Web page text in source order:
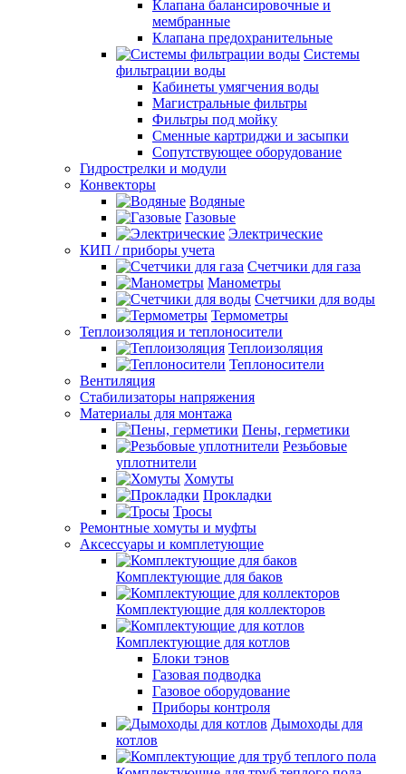
Клапана балансировочные и
мембранные
Клапана предохранительные
Системы
фильтрации воды
Кабинеты умягчения воды
Магистральные фильтры
Фильтры под мойку
Сменные картриджи и засыпки
Сопутствующее оборудование
Гидрострелки и модули
Конвекторы
Водяные
Газовые
Электрические
КИП / приборы учета
Счетчики для газа
Манометры
Счетчики для воды
Термометры
Теплоизоляция и теплоносители
Теплоизоляция
Теплоносители
Вентиляция
Стабилизаторы напряжения
Материалы для монтажа
Пены, герметики
Резьбовые
уплотнители
Хомуты
Прокладки
Тросы
Ремонтные хомуты и муфты
Аксессуары и комплетующие
Комплектующие для баков
Комплектующие для коллекторов
Комплектующие для котлов
Блоки тэнов
Газовая подводка
Газовое оборудование
Приборы контроля
Дымоходы для
котлов